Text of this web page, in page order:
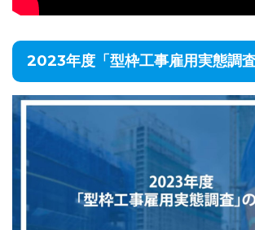
2023年度「型枠工事雇用実態調